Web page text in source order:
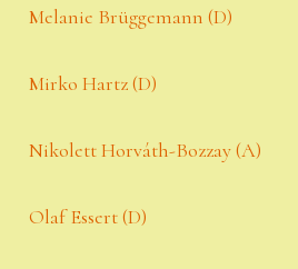
Melanie Brüggemann (D)
Mirko Hartz (D)
Nikolett Horváth-Bozzay (A)
Olaf Essert (D)